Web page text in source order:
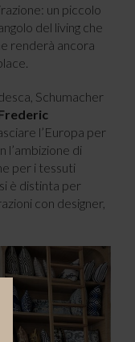
un piccolo
del living che
renderà ancora
Schumacher
l’Europa per
l’ambizione di
per i tessuti
è distinta per
con designer,